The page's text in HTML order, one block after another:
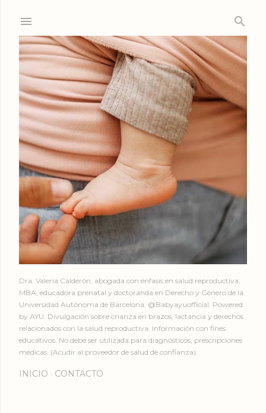
Dra. Valeria Calderón, abogada con énfasis en salud reproductiva;
MBA; educadora prenatal y doctoranda en Derecho y Género de la
Universidad Autónoma de Barcelona. @Babyayuofficial. Powered
by AYU. Divulgación sobre crianza en brazos, lactancia y derechos
relacionados con la salud reproductiva. Información con fines
educativos. No debe ser utilizada para diagnósticos, prescripciones
médicas. (Acudir al proveedor de salud de confianza).
INICIO CONTACTO